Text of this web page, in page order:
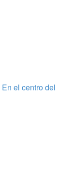
En el centro del